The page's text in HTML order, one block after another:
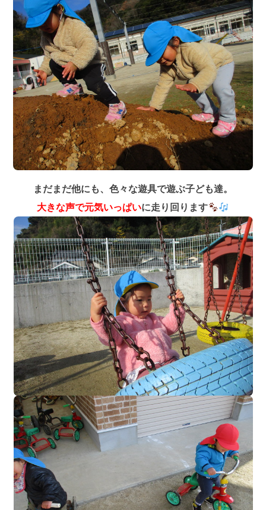
まだまだ他にも、色々な遊具で遊ぶ子ども達。
大きな声で元気いっぱいに走り回ります